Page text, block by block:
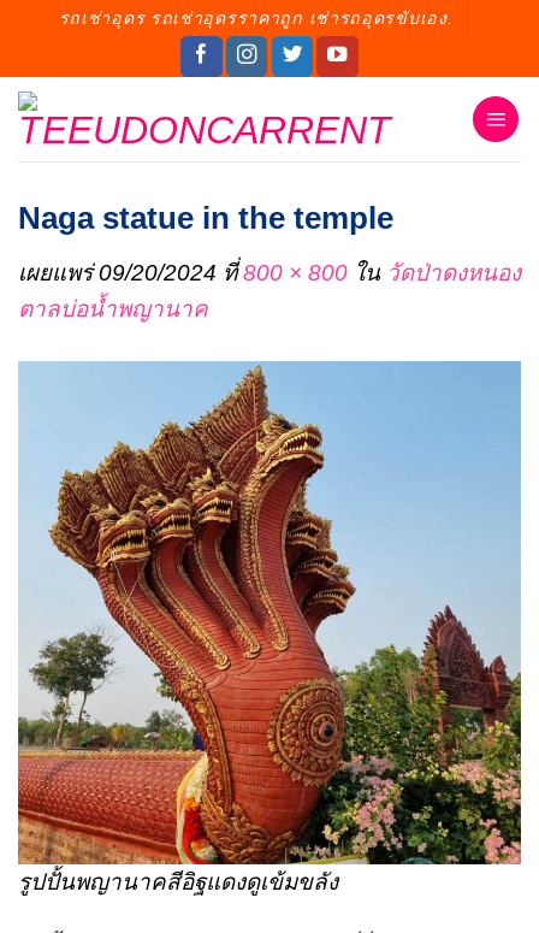
ยัง
เนื้อหา
รถเช่าอุดร รถเช่าอุดรราคาถูก เช่ารถอุดรขับเอง.
Naga statue in the temple
เผยแพร่09/20/2024 ที่800 × 800 ใน วัดป่าดงหนอง
ตาลบ่อน้ำพญานาค
รูปปั้นพญานาคสีอิฐแดงดูเข้มขลัง